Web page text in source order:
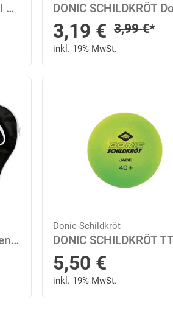
DONIC SCHILDKRÖT Ball Avantgarde 3-Stern Onesize in Weiß
Sonderpreis
3,19 € Regulärer
3,99€*
inkl. 19% MwSt.
Donic-Schildkröt Tischtennis-Schlägerhülle Classic - in Schwarz
Donic-Schildkröt
5,50 €
inkl. 19% MwSt.